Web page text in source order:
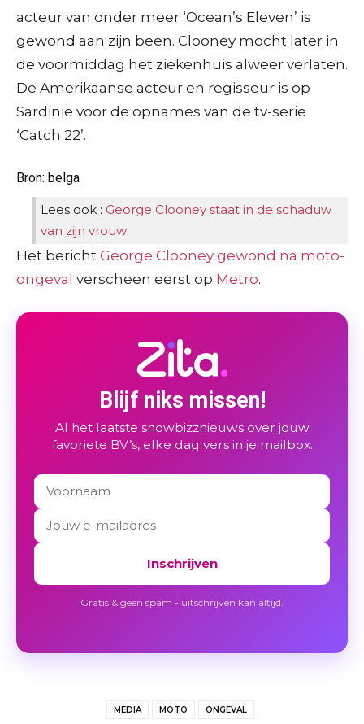
acteur van onder meer ‘Ocean’s Eleven’ is
gewond aan zijn been. Clooney mocht later in
de voormiddag het ziekenhuis alweer verlaten.
De Amerikaanse acteur en regisseur is op
Sardinië voor de opnames van de tv-serie
‘Catch 22’.
Bron: belga
Lees ook : George Clooney staat in de schaduw
van zijn vrouw
Het bericht George Clooney gewond na moto-
ongeval verscheen eerst op Metro.
Blijf niks missen!
Al het laatste showbizznieuws over jouw
favoriete BV’s, elke dag vers in je mailbox.
Inschrijven
Gratis & geen spam - uitschrijven kan altijd.
MEDIA MOTO ONGEVAL